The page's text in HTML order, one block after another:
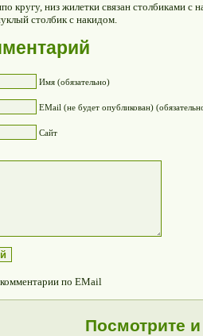
кругу, низ жилетки связан столбиками
столбик с накидом.
Имя (обязательно)
EMail (не будет опубликован)
Сайт
по EMail
Посмотрите